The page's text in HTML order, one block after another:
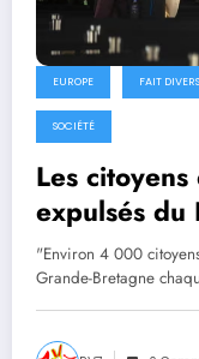
EUROPE FAIT DIVERS
SOCIÉTÉ
Les
expulsés du
Espagne,
pourquoi ne
"Environ 4 000
Grande-Bretagne